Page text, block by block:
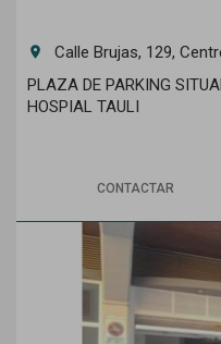
room
Calle Brujas, 129,
PLAZA DE PARKING
HOSPIAL TAULI
CONTACTAR
Previous